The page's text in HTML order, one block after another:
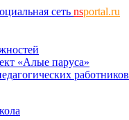
сеть nsportal.ru
«Алые паруса»
работников